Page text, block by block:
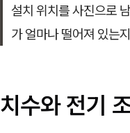
설치 위치를 사진으로
가 얼마나 떨어져 있는
치수와 전기